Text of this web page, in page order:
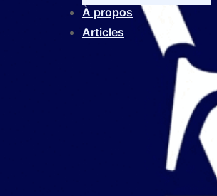
À propos
Articles